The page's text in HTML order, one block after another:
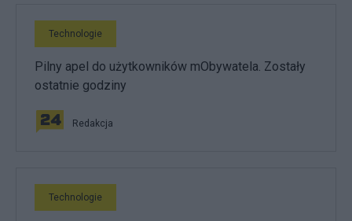
Technologie
Pilny apel do użytkowników mObywatela. Zostały
ostatnie godziny
Redakcja
Technologie